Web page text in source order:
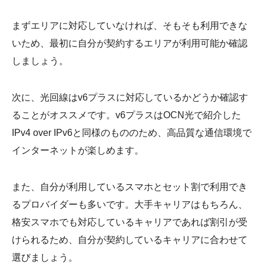
まずエリアに対応していなければ、そもそも利用できな
いため、最初に自分が契約するエリアが利用可能か確認
しましょう。
次に、光回線はv6プラスに対応しているかどうか確認す
ることがオススメです。v6プラスはOCN光で紹介した
IPv4 over IPv6と同様のもののため、高品質な通信環境で
インターネットが楽しめます。
また、自分が利用しているスマホとセット割で利用でき
るプロバイダーも多いです。大手キャリアはもちろん、
格安スマホでも対応しているキャリアであれば割引が受
けられるため、自分が契約しているキャリアに合わせて
選びましょう。